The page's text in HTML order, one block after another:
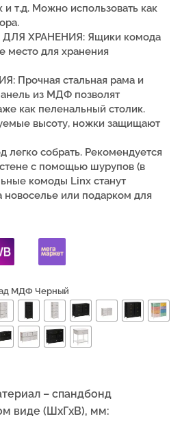
и т.д. Можно использовать как
ХРАНЕНИЯ: Ящики комода
место для хранения
Прочная стальная рама и
из МДФ позволят
как пеленальный столик.
высоту, ножки защищают
собрать. Рекомендуется
с помощью шурупов (в
комоды Linx станут
или подарком для
МДФ Черный
– спандбонд
виде (ШxГxВ), мм: